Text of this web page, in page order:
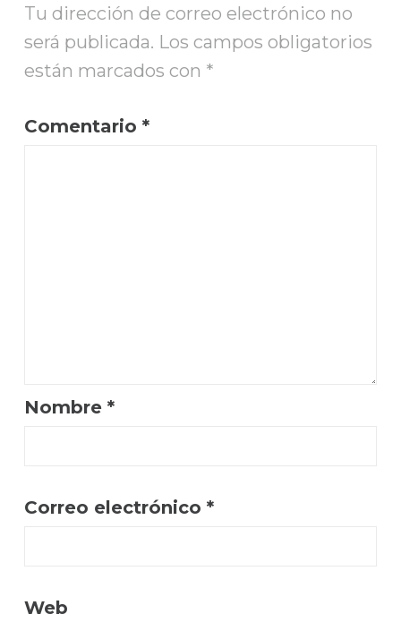
Tu dirección de correo electrónico no
será publicada. Los campos obligatorios
están marcados con *
Comentario *
Nombre *
Correo electrónico *
Web